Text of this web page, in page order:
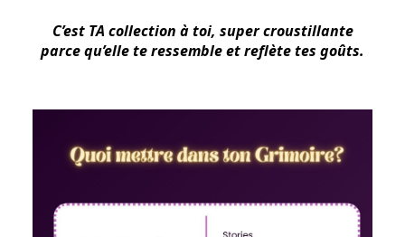
C’est TA collection à toi, super croustillante
parce qu’elle te ressemble et reflète tes goûts.